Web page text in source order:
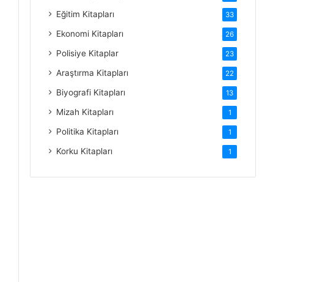
Eğitim Kitapları 33
Ekonomi Kitapları 26
Polisiye Kitaplar 23
Araştırma Kitapları 22
Biyografi Kitapları 13
Mizah Kitapları 1
Politika Kitapları 1
Korku Kitapları 1